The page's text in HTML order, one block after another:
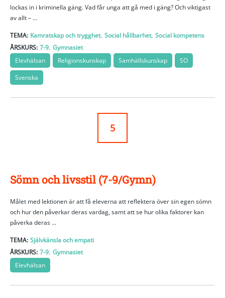
lockas in i kriminella gäng. Vad får unga att gå med i gäng? Och viktigast
av allt – ...
TEMA: Kamratskap och trygghet, Social hållbarhet, Social kompetens
ÅRSKURS: 7-9, Gymnasiet
Elevhälsan
Religionskunskap Samhällskunskap
SO
Svenska
5
Sömn och livsstil (7-9/Gymn)
Målet med lektionen är att få eleverna att reflektera över sin egen sömn
och hur den påverkar deras vardag, samt att se hur olika faktorer kan
påverka deras ...
TEMA: Självkänsla och empati
ÅRSKURS: 7-9, Gymnasiet
Elevhälsan